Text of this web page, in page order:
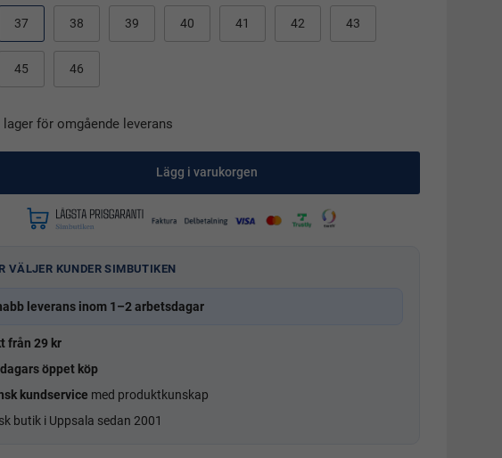
37 38 39 40 41 42 43
45 46
lager för omgående leverans
Lägg i varukorgen
VÄLJER KUNDER SIMBUTIKEN
leverans inom 1–2 arbetsdagar
från 29 kr
öppet köp
kundservice med produktkunskap
butik i Uppsala sedan 2001